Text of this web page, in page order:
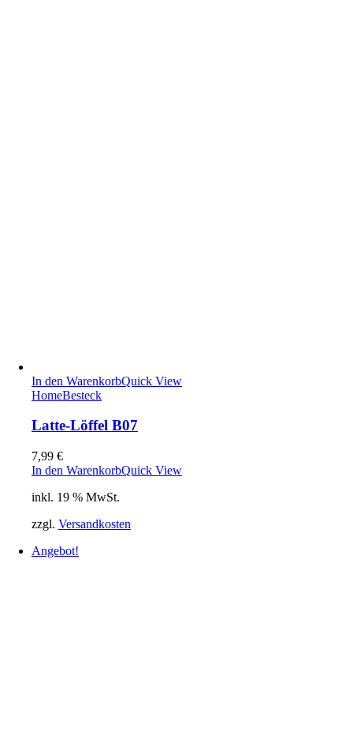
In den WarenkorbQuick View
HomeBesteck
Latte-Löffel B07
7,99 €
In den WarenkorbQuick View
inkl. 19 % MwSt.
zzgl. Versandkosten
Angebot!